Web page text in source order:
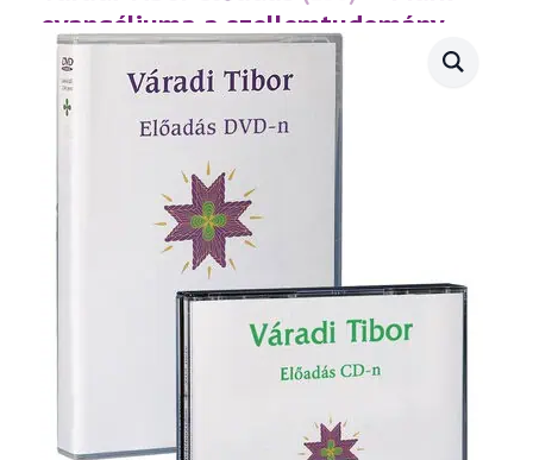
evangéliuma a szellemtudomány
fényében 5. rész
(2000.02.04.)